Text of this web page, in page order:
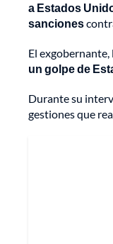
a Estados
sanciones
El
un golpe de
Durante su
gestiones que